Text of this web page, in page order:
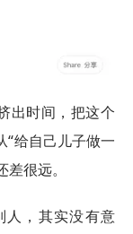
出时间，把这个
“给自己儿子做一
很远。
人，其实没有意